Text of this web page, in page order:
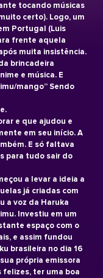
tocando músicas
certo). Logo, um
Portugal (Luis
frente aquela
muita insistência.
brincadeira
e música. E
mango” Sendo
e que ajudou e
em seu início. A
E só faltava
para tudo sair do
a levar a ideia a
já criadas com
a voz da Haruka
Investiu em um
espaço com o
e assim fundou
brasileira no dia 16
própria emissora
felizes, ter uma boa